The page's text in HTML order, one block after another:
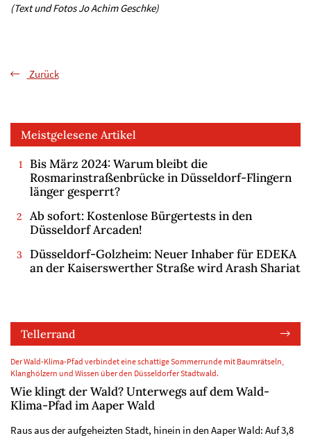
(Text und Fotos Jo Achim Geschke)
Zurück
Meistgelesene Artikel
Bis März 2024: Warum bleibt die
Rosmarinstraßenbrücke in Düsseldorf-Flingern
länger gesperrt?
Ab sofort: Kostenlose Bürgertests in den
Düsseldorf Arcaden!
Düsseldorf-Golzheim: Neuer Inhaber für EDEKA
an der Kaiserswerther Straße wird Arash Shariat
Tellerrand
Der Wald-Klima-Pfad verbindet eine schattige Sommerrunde mit Baumrätseln,
Klanghölzern und Wissen über den Düsseldorfer Stadtwald.
Wie klingt der Wald? Unterwegs auf dem Wald-
Klima-Pfad im Aaper Wald
Raus aus der aufgeheizten Stadt, hinein in den Aaper Wald: Auf 3,8